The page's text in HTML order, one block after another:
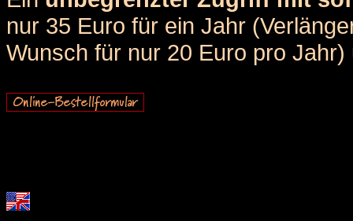
nur 35 Euro für ein Jahr
Wunsch für nur 20 Euro pro